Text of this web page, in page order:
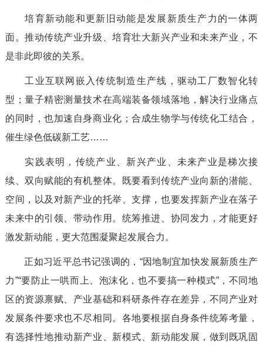
培育新动能和更新旧动能是发展新质生产力的一体两
面。推动传统产业升级、培育壮大新兴产业和未来产业，不
是非此即彼的关系。
工业互联网嵌入传统制造生产线，驱动工厂数智化转
型；量子精密测量技术在高端装备领域落地，解决行业痛点
的同时，也加速自身商业化；合成生物学与传统化工结合，
催生绿色低碳新工艺……
实践表明，传统产业、新兴产业、未来产业是梯次接
续、双向赋能的有机整体。既要看到传统产业向新的潜能、
空间，以及对新产业的托举、支撑，也要发挥新产业在落子
未来中的引领、带动作用。统筹推进、协同发力，才能更好
激发新动能，更大范围凝聚起发展合力。
正如习近平总书记强调的，“因地制宜加快发展新质生产
力”“要防止一哄而上、泡沫化，也不要搞一种模式”，不同地
区的资源禀赋、产业基础和科研条件存在差异，不同产业对
发展条件要求也不尽相同。各地要根据自身条件统筹考量，
有选择性地推动新产业、新模式、新动能发展，做到既巩固